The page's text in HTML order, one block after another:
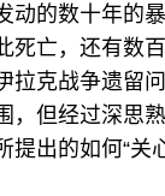
动的数十年的
死亡，还有数
拉克战争遗留
，但经过深思
提出的如何“关